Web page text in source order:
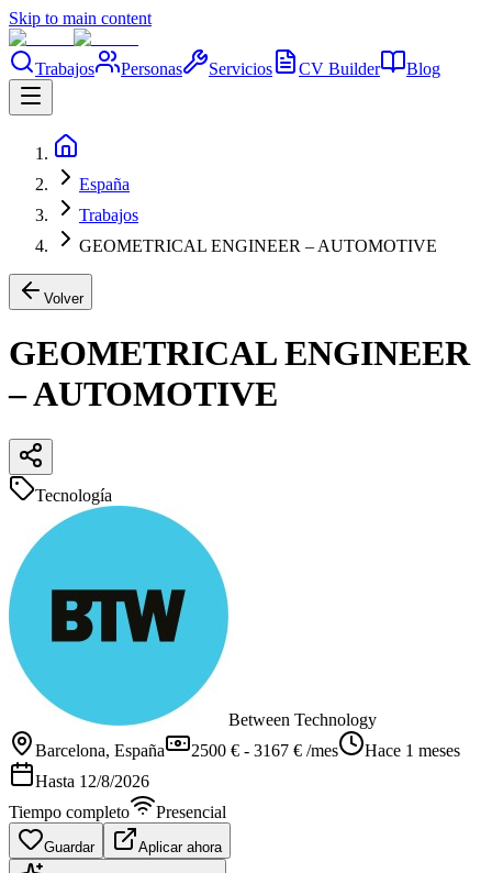
Skip to main content
Trabajos Personas Servicios CV Builder Blog
España
Trabajos
GEOMETRICAL ENGINEER – AUTOMOTIVE
Volver
GEOMETRICAL ENGINEER
– AUTOMOTIVE
Tecnología
Between Technology
Barcelona, España 2500 € - 3167 € /mes
Hace 1 meses
Hasta 12/8/2026
Tiempo completo
Presencial
Guardar Aplicar ahora